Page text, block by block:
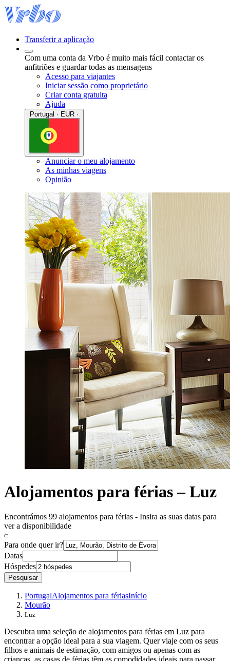
Transferir a aplicação
Com uma conta da Vrbo é muito mais fácil contactar os
anfitriões e guardar todas as mensagens
Acesso para viajantes
Iniciar sessão como proprietário
Criar conta gratuita
Ajuda
Anunciar o meu alojamento
As minhas viagens
Opinião
Alojamentos para férias – Luz
Encontrámos 99 alojamentos para férias - Insira as suas datas para
ver a disponibilidade
Para onde quer ir?
Datas
Hóspedes
Pesquisar
PortugalAlojamentos para fériasInício
Mourão
Luz
Descubra uma seleção de alojamentos para férias em Luz para
encontrar a opção ideal para a sua viagem. Quer viaje com os seus
filhos e animais de estimação, com amigos ou apenas com as